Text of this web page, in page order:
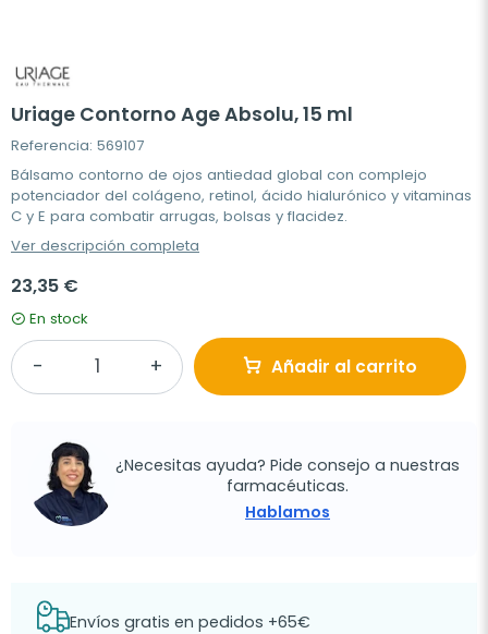
Uriage Contorno Age Absolu, 15 ml
Referencia: 569107
Bálsamo contorno de ojos antiedad global con complejo
potenciador del colágeno, retinol, ácido hialurónico y vitaminas
C y E para combatir arrugas, bolsas y flacidez.
Ver descripción completa
23,35 €
En stock
Añadir al carrito
¿Necesitas ayuda? Pide consejo a nuestras
farmacéuticas.
Hablamos
Envíos gratis en pedidos +65€